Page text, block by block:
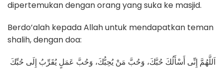
dipertemukan dengan orang yang suka ke masjid.
Berdo’alah kepada Allah untuk mendapatkan teman
shalih, dengan doa:
اَللَّهُمَّ إِنِّى أَسْأَلُكَ حُبَّكَ، وَحُبَّ مَنْ يُحِبُّكَ، وَحُبَّ عَمَلٍ يُقَرِّبُ إِلَى حُبِّكَ